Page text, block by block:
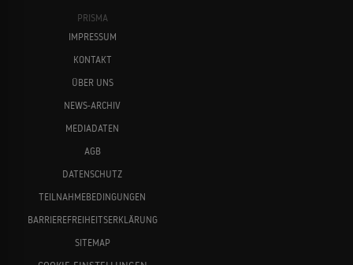
PRISMA
IMPRESSUM
KONTAKT
ÜBER UNS
NEWS-ARCHIV
MEDIADATEN
AGB
DATENSCHUTZ
TEILNAHMEBEDINGUNGEN
BARRIEREFREIHEITSERKLÄRUNG
SITEMAP